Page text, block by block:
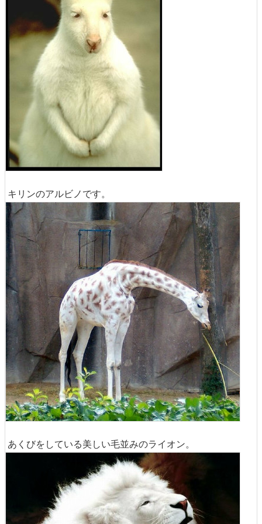
キリンのアルビノです。
あくびをしている美しい毛並みのライオン。